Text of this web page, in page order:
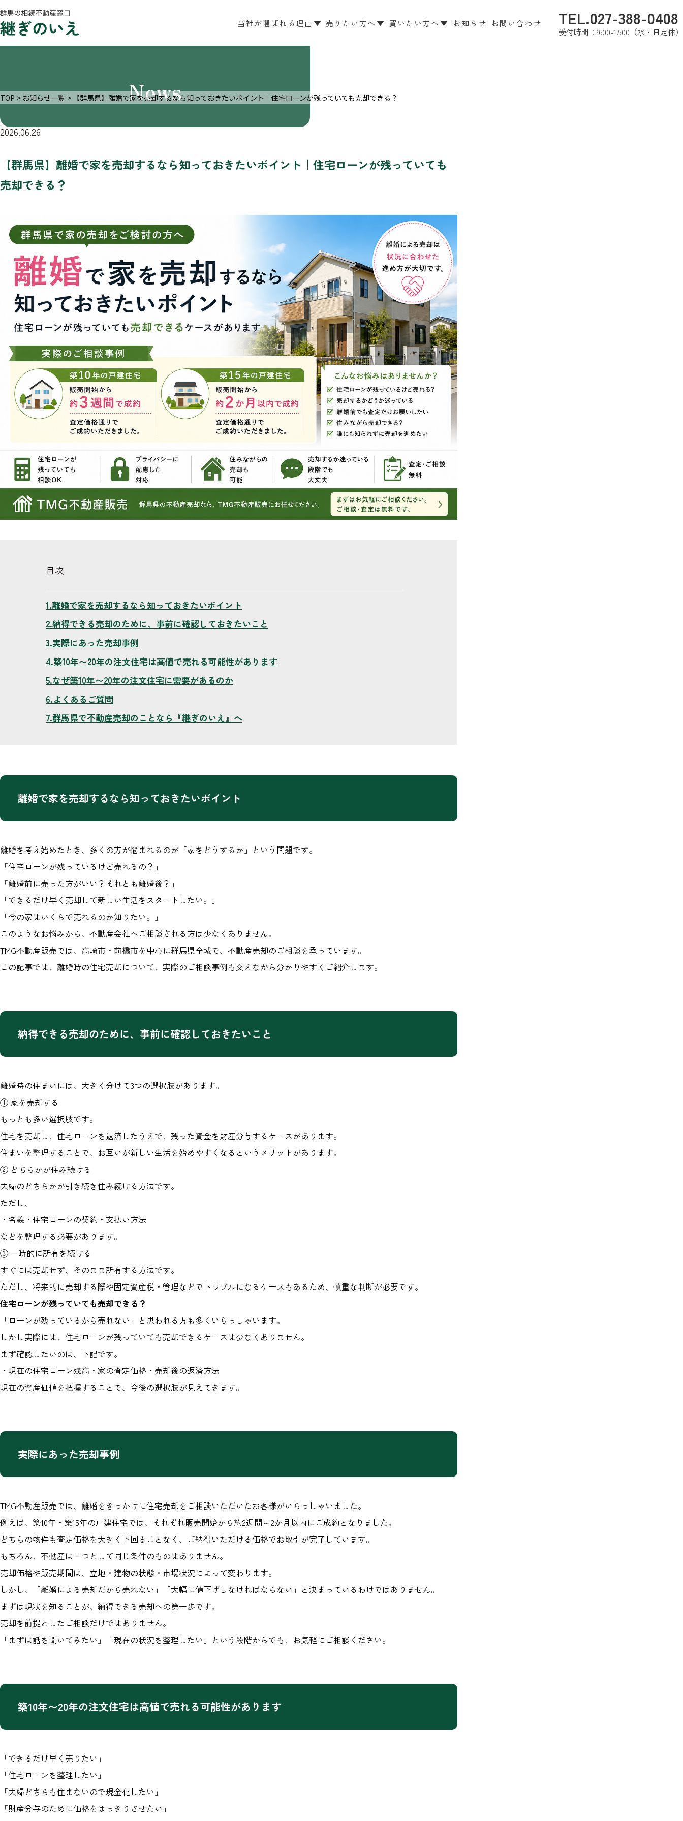
当社が選ばれる理由 売りたい方へ 買いたい方へ お知らせ お問い合わせ TEL.027-388-0408
受付時間：9:00-17:00（水・日定休）
TOP お知らせ一覧 【群馬県】離婚で家を売却するなら知っておきたいポイント｜住宅ローンが残っていても売却できる？
News
2026.06.26
【群馬県】離婚で家を売却するなら知っておきたいポイント｜住宅ローンが残っていても
売却できる？
目次
離婚で家を売却するなら知っておきたいポイント
納得できる売却のために、事前に確認しておきたいこと
実際にあった売却事例
築10年〜20年の注文住宅は高値で売れる可能性があります
なぜ築10年〜20年の注文住宅に需要があるのか
よくあるご質問
群馬県で不動産売却のことなら『継ぎのいえ』へ
離婚で家を売却するなら知っておきたいポイント
離婚を考え始めたとき、多くの方が悩まれるのが「家をどうするか」という問題です。
「住宅ローンが残っているけど売れるの？」
「離婚前に売った方がいい？それとも離婚後？」
「できるだけ早く売却して新しい生活をスタートしたい。」
「今の家はいくらで売れるのか知りたい。」
このようなお悩みから、不動産会社へご相談される方は少なくありません。
TMG不動産販売では、高崎市・前橋市を中心に群馬県全域で、不動産売却のご相談を承っています。
この記事では、離婚時の住宅売却について、実際のご相談事例も交えながら分かりやすくご紹介します。
納得できる売却のために、事前に確認しておきたいこと
離婚時の住まいには、大きく分けて3つの選択肢があります。
① 家を売却する
もっとも多い選択肢です。
住宅を売却し、住宅ローンを返済したうえで、残った資金を財産分与するケースがあります。
住まいを整理することで、お互いが新しい生活を始めやすくなるというメリットがあります。
② どちらかが住み続ける
夫婦のどちらかが引き続き住み続ける方法です。
ただし、
・名義・住宅ローンの契約・支払い方法
などを整理する必要があります。
③ 一時的に所有を続ける
すぐには売却せず、そのまま所有する方法です。
ただし、将来的に売却する際や固定資産税・管理などでトラブルになるケースもあるため、慎重な判断が必要です。
住宅ローンが残っていても売却できる？
「ローンが残っているから売れない」と思われる方も多くいらっしゃいます。
しかし実際には、住宅ローンが残っていても売却できるケースは少なくありません。
まず確認したいのは、下記です。
・現在の住宅ローン残高・家の査定価格・売却後の返済方法
現在の資産価値を把握することで、今後の選択肢が見えてきます。
実際にあった売却事例
TMG不動産販売では、離婚をきっかけに住宅売却をご相談いただいたお客様がいらっしゃいました。
例えば、築10年・築15年の戸建住宅では、それぞれ販売開始から約2週間～2か月以内にご成約となりました。
どちらの物件も査定価格を大きく下回ることなく、ご納得いただける価格でお取引が完了しています。
もちろん、不動産は一つとして同じ条件のものはありません。
売却価格や販売期間は、立地・建物の状態・市場状況によって変わります。
しかし、「離婚による売却だから売れない」「大幅に値下げしなければならない」と決まっているわけではありません。
まずは現状を知ることが、納得できる売却への第一歩です。
売却を前提としたご相談だけではありません。
「まずは話を聞いてみたい」「現在の状況を整理したい」という段階からでも、お気軽にご相談ください。
築10年〜20年の注文住宅は高値で売れる可能性があります
「できるだけ早く売りたい」
「住宅ローンを整理したい」
「夫婦どちらも住まないので現金化したい」
「財産分与のために価格をはっきりさせたい」